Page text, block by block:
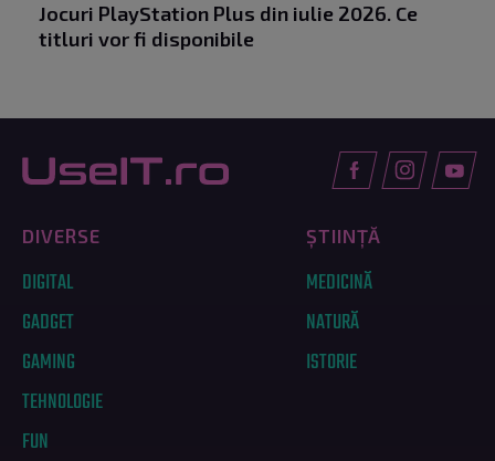
Jocuri PlayStation Plus din iulie 2026. Ce
titluri vor fi disponibile
DIVERSE
DIGITAL
GADGET
GAMING
TEHNOLOGIE
FUN
ȘTIINȚĂ
MEDICINĂ
NATURĂ
ISTORIE